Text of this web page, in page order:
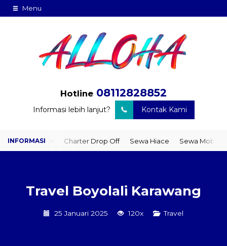
Menu
Hotline 08112828852
Informasi lebih lanjut? Kontak Kami
Door Charter Drop Off Sewa Hiace Sewa Mobil Plus Driver
Travel Boyolali Karawang
25 Januari 2025 120x Travel